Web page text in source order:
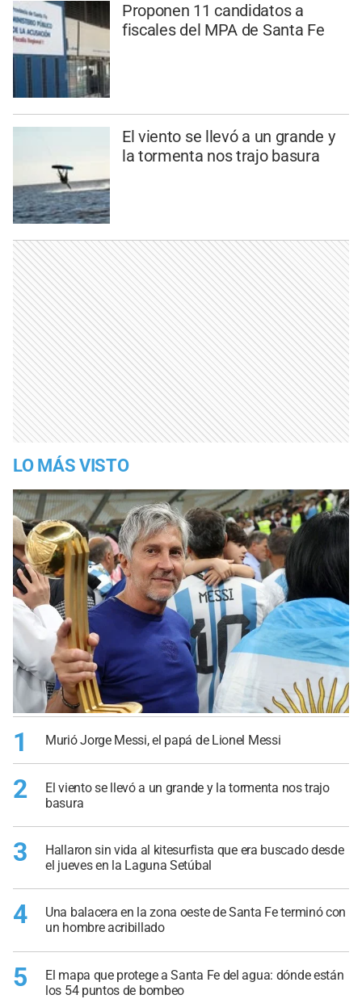
Proponen 11 candidatos a
fiscales del MPA de Santa Fe
El viento se llevó a un grande y
la tormenta nos trajo basura
LO MÁS VISTO
1 Murió Jorge Messi, el papá de Lionel Messi
2
El viento se llevó a un grande y la tormenta nos trajo
basura
3
Hallaron sin vida al kitesurfista que era buscado desde
el jueves en la Laguna Setúbal
4
Una balacera en la zona oeste de Santa Fe terminó con
un hombre acribillado
5
El mapa que protege a Santa Fe del agua: dónde están
los 54 puntos de bombeo